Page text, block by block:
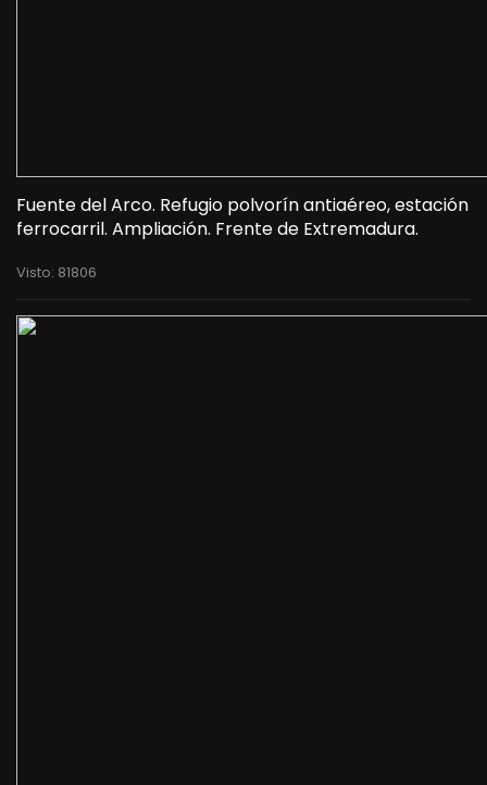
Fuente del Arco. Refugio polvorín antiaéreo, estación
ferrocarril. Ampliación. Frente de Extremadura.
Visto: 81806